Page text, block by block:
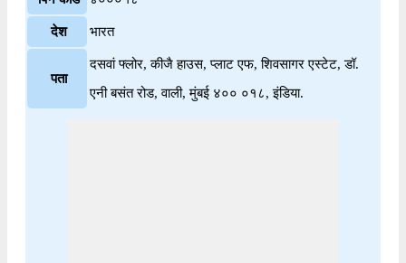
देश भारत
पता
दसवां फ्लोर, कीजै हाउस, प्लाट एफ, शिवसागर एस्टेट, डॉ.
एनी बसंत रोड, वाली, मुंबई ४०० ०१८, इंडिया.